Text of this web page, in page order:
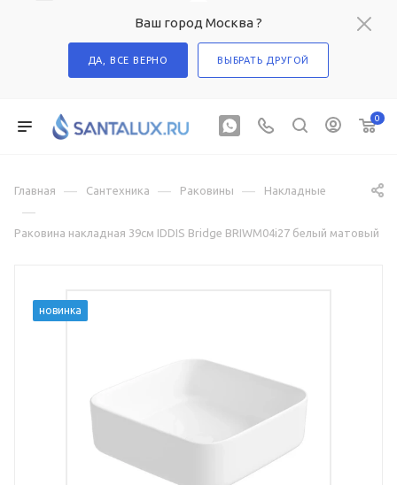
Ваш город Москва ?
ДА, ВСЕ ВЕРНО ВЫБРАТЬ ДРУГОЙ
0
Главная — Сантехника — Раковины — Накладные
—
Раковина накладная 39см IDDIS Bridge BRIWM04i27 белый матовый
новинка